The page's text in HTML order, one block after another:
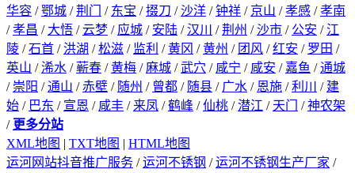
华容 /鄂城 /荆门 / 东宝 /掇刀 /沙洋 /钟祥 / 京山 /孝感 /孝南
/孝昌 / 大悟 /云梦 / 应城 / 安陆 /汉川 /荆州 /沙市 / 公安 / 江
陵 /石首 / 洪湖 /松滋 / 监利 /黄冈 /黄州 / 团风 /红安 / 罗田 /
英山 /浠水 /蕲春 /黄梅 / 麻城 /武穴 / 咸宁 / 咸安 / 嘉鱼 /通城
/ 崇阳 /通山 /赤壁 / 随州 / 曾都 / 随县 / 广水 / 恩施 /利川 / 建
始 / 巴东 / 宣恩 / 咸丰 / 来凤 /鹤峰 /仙桃 /潜江 / 天门 /神农架
/ 更多分站
XML地图 | TXT地图 | HTML地图
运河网站抖音推广服务 /运河不锈钢 /运河不锈钢生产厂家 /